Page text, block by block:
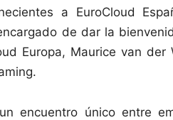
a EuroCloud
de dar la
Europa, Maurice van der
encuentro único entre